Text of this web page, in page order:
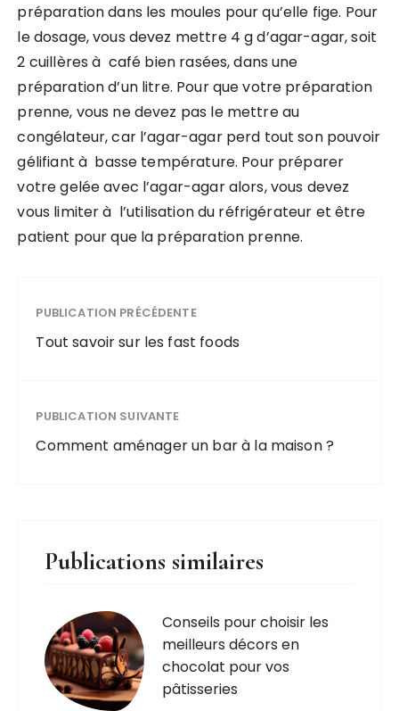
préparation dans les moules pour qu’elle fige. Pour
le dosage, vous devez mettre 4 g d’agar-agar, soit
2 cuillères à café bien rasées, dans une
préparation d’un litre. Pour que votre préparation
prenne, vous ne devez pas le mettre au
congélateur, car l’agar-agar perd tout son pouvoir
gélifiant à basse température. Pour préparer
votre gelée avec l’agar-agar alors, vous devez
vous limiter à l’utilisation du réfrigérateur et être
patient pour que la préparation prenne.
PUBLICATION PRÉCÉDENTE
Tout savoir sur les fast foods
PUBLICATION SUIVANTE
Comment aménager un bar à la maison ?
Publications similaires
Conseils pour choisir les
meilleurs décors en
chocolat pour vos
pâtisseries